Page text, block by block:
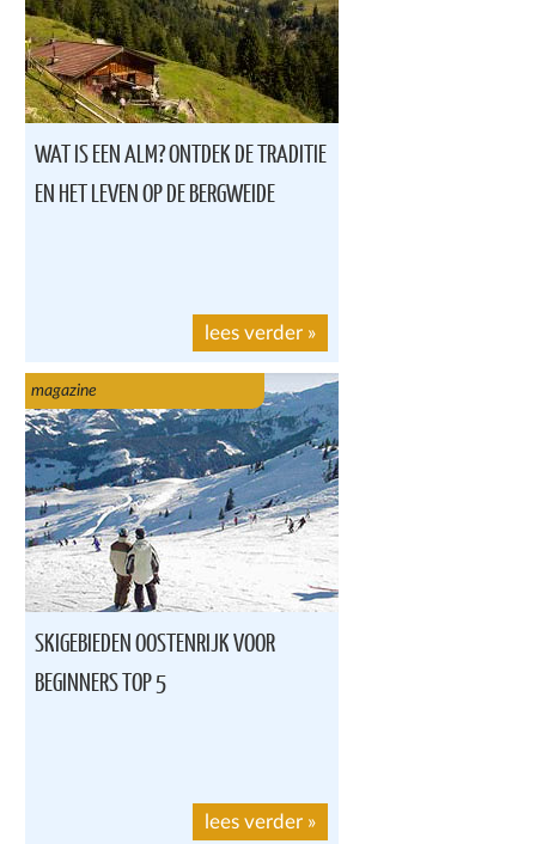
WAT IS EEN ALM? ONTDEK DE TRADITIE
EN HET LEVEN OP DE BERGWEIDE
lees verder »
magazine
SKIGEBIEDEN OOSTENRIJK VOOR
BEGINNERS TOP 5
lees verder »